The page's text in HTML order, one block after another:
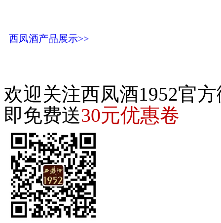
西凤酒产品展示>>
欢迎关注西凤酒1952官
即免费送30元优惠卷